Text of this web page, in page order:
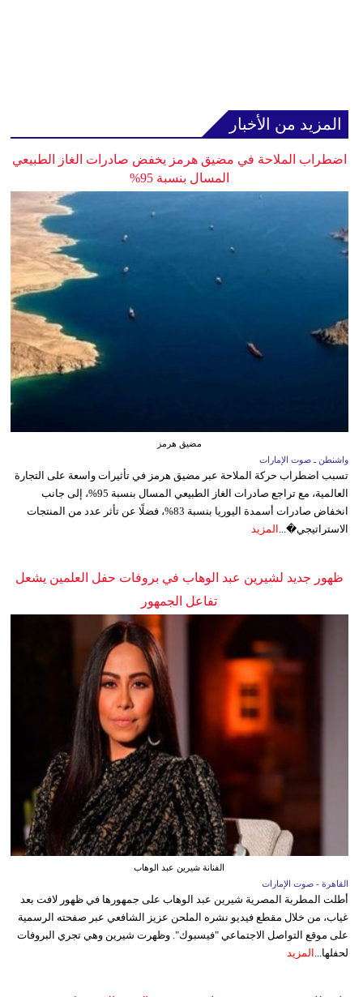
المزيد من الأخبار
اضطراب الملاحة في مضيق هرمز يخفض صادرات الغاز الطبيعي
المسال بنسبة 95%
مضيق هرمز
واشنطن ـ صوت الإمارات
تسبب اضطراب حركة الملاحة عبر مضيق هرمز في تأثيرات واسعة على التجارة
العالمية، مع تراجع صادرات الغاز الطبيعي المسال بنسبة 95%، إلى جانب
انخفاض صادرات أسمدة اليوريا بنسبة 83%، فضلًا عن تأثر عدد من المنتجات
الاستراتيجي�... المزيد
ظهور جديد لشيرين عبد الوهاب في بروفات حفل العلمين يشعل
تفاعل الجمهور
الفنانة شيرين عبد الوهاب
القاهرة - صوت الإمارات
أطلت المطربة المصرية شيرين عبد الوهاب على جمهورها في ظهور لافت بعد
غياب، من خلال مقطع فيديو نشره الملحن عزيز الشافعي عبر صفحته الرسمية
على موقع التواصل الاجتماعي "فيسبوك". وظهرت شيرين وهي تجري البروفات
لحفلها... المزيد